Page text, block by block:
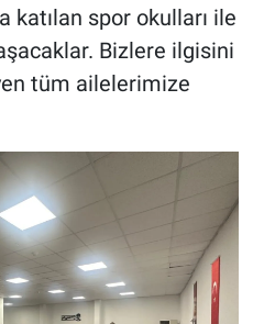
katılan spor okulları ile
Bizlere ilgisini
tüm ailelerimize